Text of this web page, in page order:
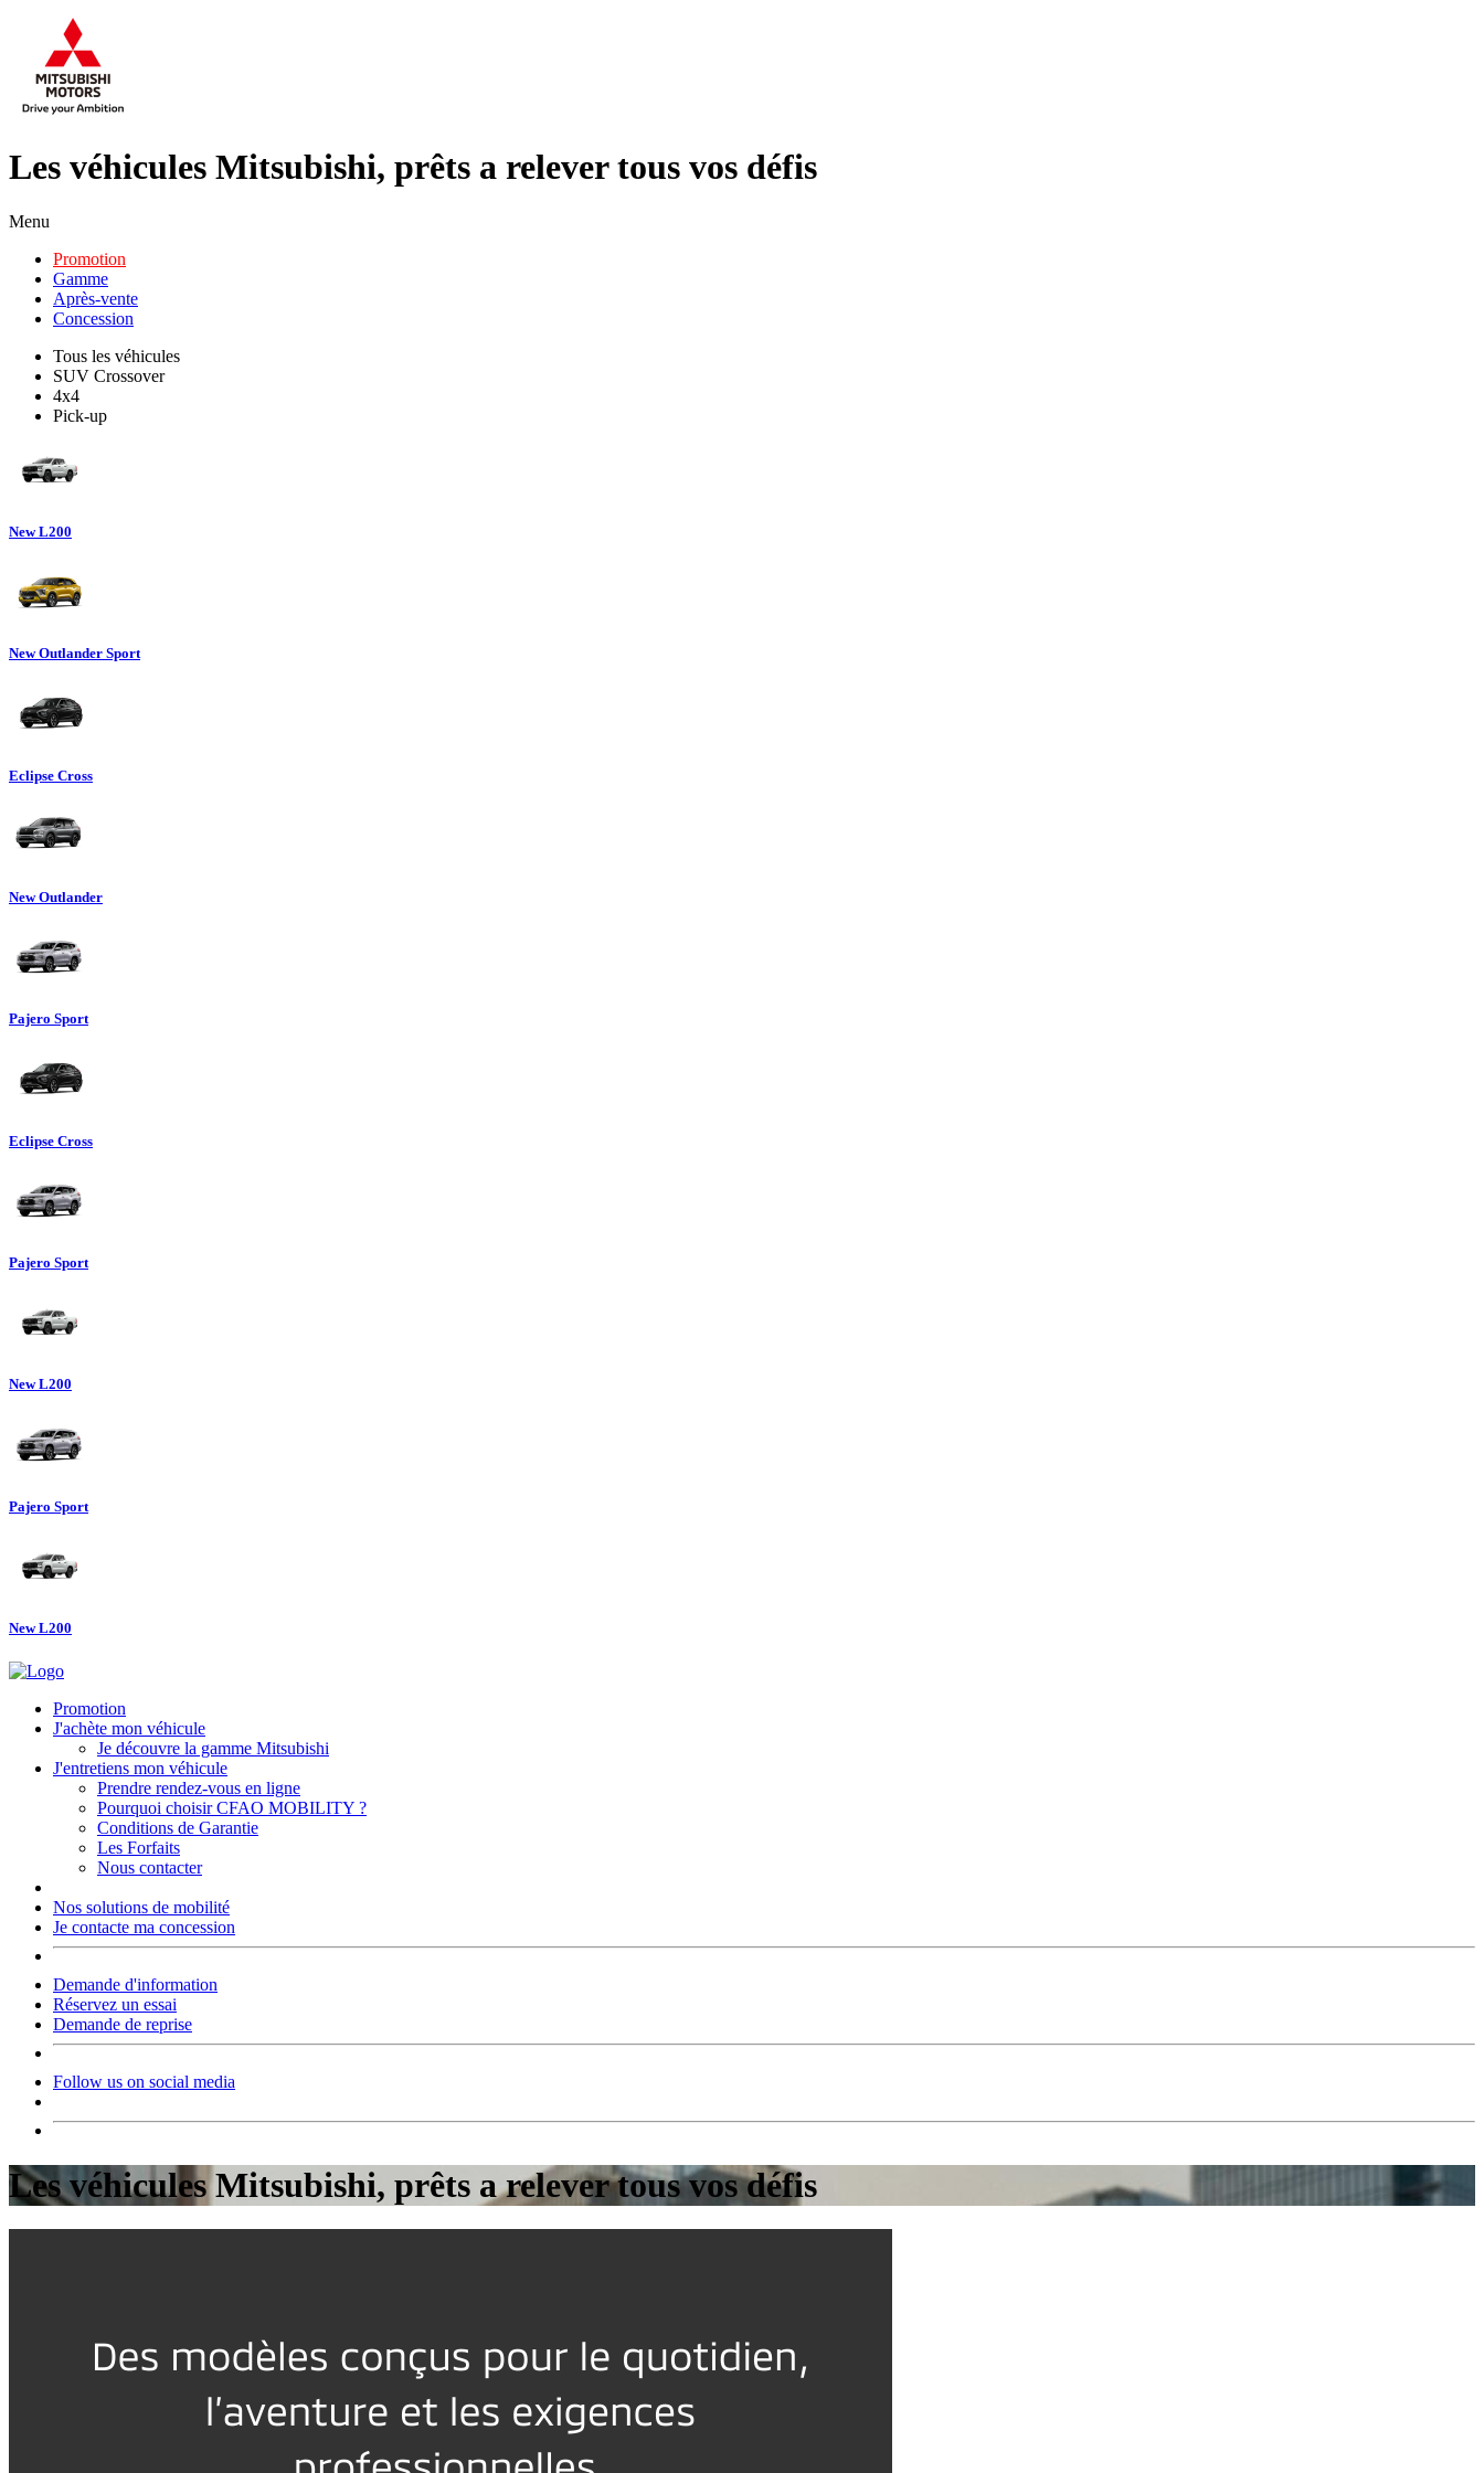
Les véhicules Mitsubishi, prêts a relever tous vos défis
Menu
Promotion
Gamme
Après-vente
Concession
Tous les véhicules
SUV Crossover
4x4
Pick-up
New L200
New Outlander Sport
Eclipse Cross
New Outlander
Pajero Sport
Eclipse Cross
Pajero Sport
New L200
Pajero Sport
New L200
Promotion
J'achète mon véhicule
Je découvre la gamme Mitsubishi
J'entretiens mon véhicule
Prendre rendez-vous en ligne
Pourquoi choisir CFAO MOBILITY ?
Conditions de Garantie
Les Forfaits
Nous contacter
Nos solutions de mobilité
Je contacte ma concession
Demande d'information
Réservez un essai
Demande de reprise
Follow us on social media
Les véhicules Mitsubishi, prêts a relever tous vos défis